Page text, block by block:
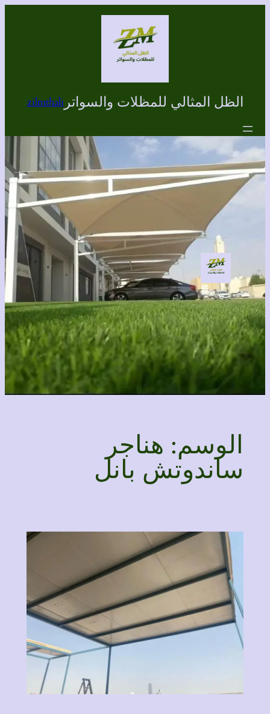
الظل المثالي للمظلات والسواترzilmthali
الوسم: هناجر
ساندوتش بانل